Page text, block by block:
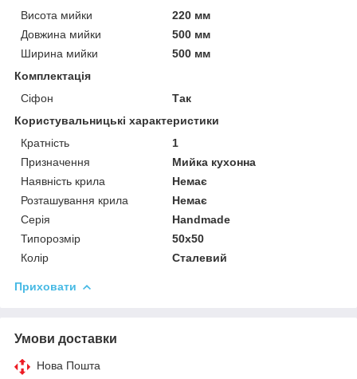
Висота мийки
220 мм
Довжина мийки
500 мм
Ширина мийки
500 мм
Комплектація
Сіфон
Так
Користувальницькі характеристики
Кратність
1
Призначення
Мийка кухонна
Наявність крила
Немає
Розташування крила
Немає
Серія
Handmade
Типорозмір
50x50
Колір
Сталевий
Приховати
Умови доставки
Нова Пошта